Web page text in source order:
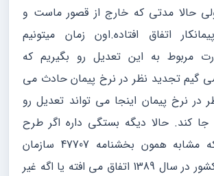
حالا مدتی که خارج از قصور ماست و
اتفاق افتاده.اون زمان میتونیم
مربوط به این تعدیل رو بگیریم که
گيم تجدید نظر در نرخ پیمان حادث می
در نرخ پیمان اینجا می تواند تعدیل رو
كند. حالا دیگه بستگی داره اگر طرح
عمرانی باشه، که مشابه همون بخشنامه 47707 سازمان
برنامه و بودجه کشور در سال 1389 اتفاق می افته یا اگه غیر